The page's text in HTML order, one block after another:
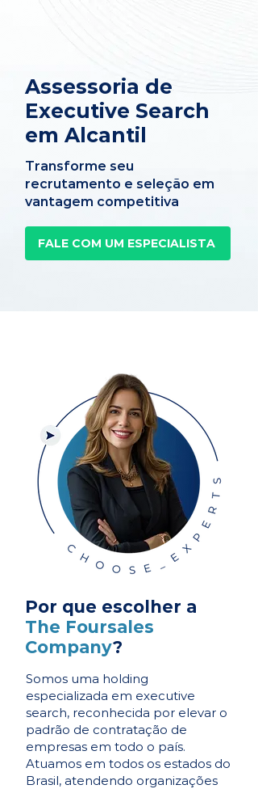
Assessoria de
Executive Search
em Alcantil
Transforme seu
recrutamento e seleção em
vantagem competitiva
FALE COM UM ESPECIALISTA
Por que escolher a
The Foursales
Company?
Somos uma holding
especializada em executive
search, reconhecida por elevar o
padrão de contratação de
empresas em todo o país.
Atuamos em todos os estados do
Brasil, atendendo organizações